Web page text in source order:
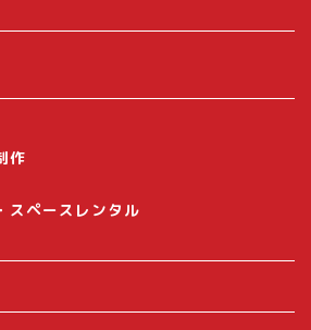
作
スペースレンタル